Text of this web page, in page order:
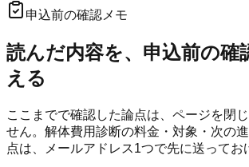
申込前の確認メモ
読んだ内容を、申込前の確
える
ここまでで確認した論点は、ページを閉
せん。 解体費用診断の料金・対象・次の
点は、メールアドレス1つで先に送ってお